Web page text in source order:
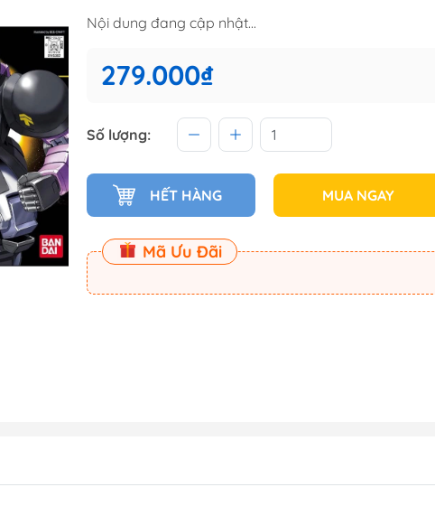
(Master
Nội dung đang cập nhật...
279.000₫
Số lượng:
HẾT HÀNG MUA NGAY
Mã Ưu Đãi